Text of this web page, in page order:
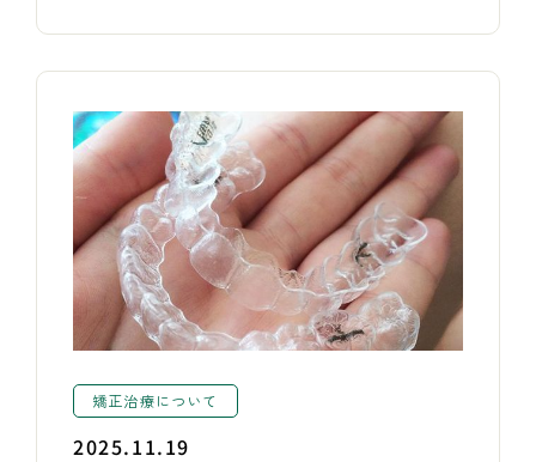
矯正治療について
2025.11.19